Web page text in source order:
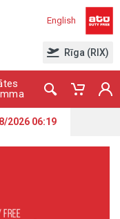
English
Rīga (RIX)
2026 06:19